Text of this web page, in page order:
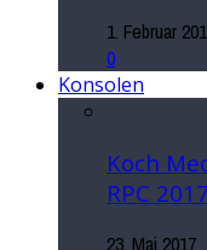
1. Februar
0
Konsolen
Koch
RPC 2017
23. Mai 2017